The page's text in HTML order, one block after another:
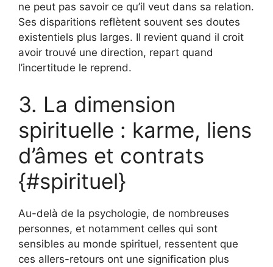
ne peut pas savoir ce qu’il veut dans sa relation.
Ses disparitions reflètent souvent ses doutes
existentiels plus larges. Il revient quand il croit
avoir trouvé une direction, repart quand
l’incertitude le reprend.
3. La dimension
spirituelle : karme, liens
d’âmes et contrats
{#spirituel}
Au-delà de la psychologie, de nombreuses
personnes, et notamment celles qui sont
sensibles au monde spirituel, ressentent que
ces allers-retours ont une signification plus